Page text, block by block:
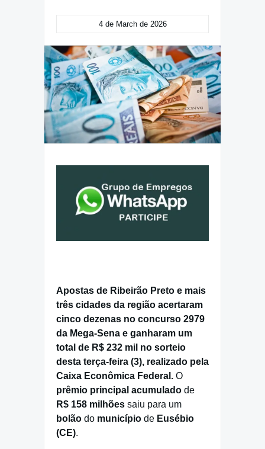
4 de March de 2026
Apostas de Ribeirão Preto e mais
três cidades da região acertaram
cinco dezenas no concurso 2979
da Mega-Sena e ganharam um
total de R$ 232 mil no sorteio
desta terça-feira (3), realizado pela
Caixa Econômica Federal. O
prêmio principal acumulado de
R$ 158 milhões saiu para um
bolão do município de Eusébio
(CE).